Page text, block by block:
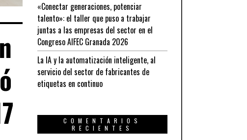
«Conectar generaciones, potenciar
talento»: el taller que puso a trabajar
juntas a las empresas del sector en el
Congreso AIFEC Granada 2026
La IA y la automatización inteligente, al
servicio del sector de fabricantes de
etiquetas en continuo
COMENTARIOS
RECIENTES